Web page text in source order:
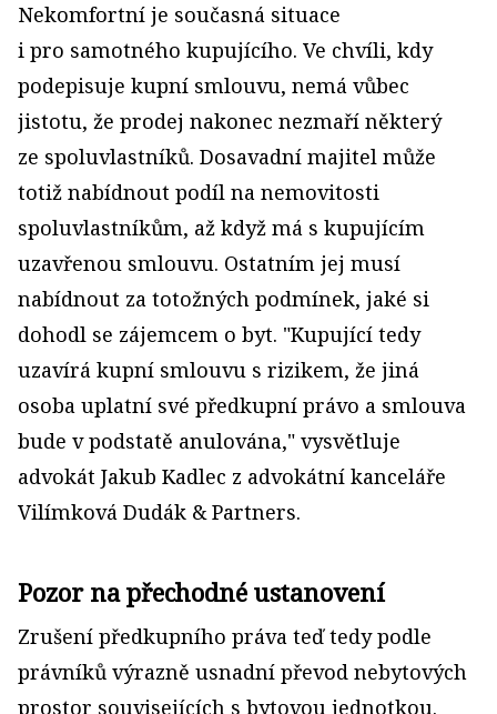
Nekomfortní je současná situace
i pro samotného kupujícího. Ve chvíli, kdy
podepisuje kupní smlouvu, nemá vůbec
jistotu, že prodej nakonec nezmaří některý
ze spoluvlastníků. Dosavadní majitel může
totiž nabídnout podíl na nemovitosti
spoluvlastníkům, až když má s kupujícím
uzavřenou smlouvu. Ostatním jej musí
nabídnout za totožných podmínek, jaké si
dohodl se zájemcem o byt. "Kupující tedy
uzavírá kupní smlouvu s rizikem, že jiná
osoba uplatní své předkupní právo a smlouva
bude v podstatě anulována," vysvětluje
advokát Jakub Kadlec z advokátní kanceláře
Vilímková Dudák & Partners.
Pozor na přechodné ustanovení
Zrušení předkupního práva teď tedy podle
právníků výrazně usnadní převod nebytových
prostor souvisejících s bytovou jednotkou.